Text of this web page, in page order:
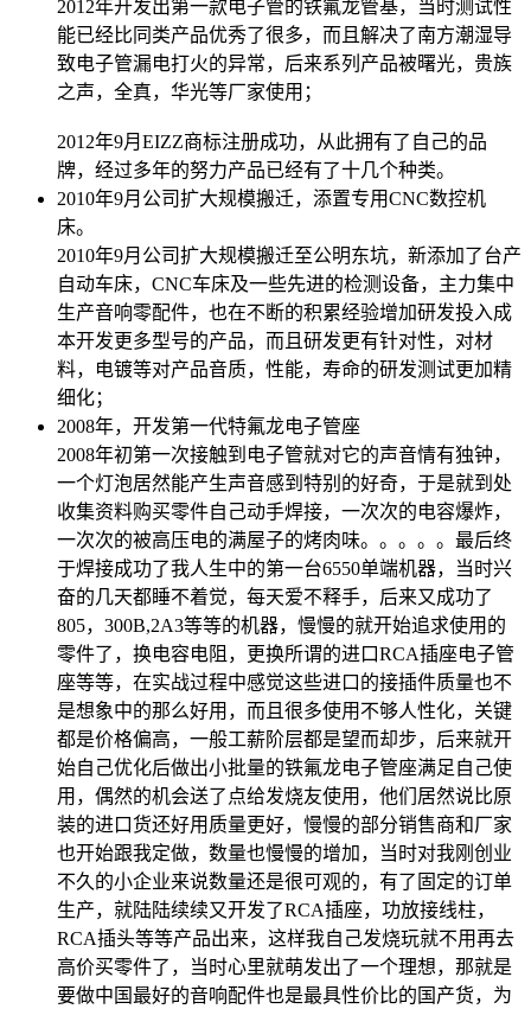
2012年开发出第一款电子管的铁氟龙管基，当时测试性
能已经比同类产品优秀了很多，而且解决了南方潮湿导
致电子管漏电打火的异常，后来系列产品被曙光，贵族
之声，全真，华光等厂家使用；
2012年9月EIZZ商标注册成功，从此拥有了自己的品
牌，经过多年的努力产品已经有了十几个种类。
2010年9月公司扩大规模搬迁，添置专用CNC数控机
床。
2010年9月公司扩大规模搬迁至公明东坑，新添加了台产
自动车床，CNC车床及一些先进的检测设备，主力集中
生产音响零配件，也在不断的积累经验增加研发投入成
本开发更多型号的产品，而且研发更有针对性，对材
料，电镀等对产品音质，性能，寿命的研发测试更加精
细化；
2008年，开发第一代特氟龙电子管座
2008年初第一次接触到电子管就对它的声音情有独钟，
一个灯泡居然能产生声音感到特别的好奇，于是就到处
收集资料购买零件自己动手焊接，一次次的电容爆炸，
一次次的被高压电的满屋子的烤肉味。。。。。最后终
于焊接成功了我人生中的第一台6550单端机器，当时兴
奋的几天都睡不着觉，每天爱不释手，后来又成功了
805，300B,2A3等等的机器，慢慢的就开始追求使用的
零件了，换电容电阻，更换所谓的进口RCA插座电子管
座等等，在实战过程中感觉这些进口的接插件质量也不
是想象中的那么好用，而且很多使用不够人性化，关键
都是价格偏高，一般工薪阶层都是望而却步，后来就开
始自己优化后做出小批量的铁氟龙电子管座满足自己使
用，偶然的机会送了点给发烧友使用，他们居然说比原
装的进口货还好用质量更好，慢慢的部分销售商和厂家
也开始跟我定做，数量也慢慢的增加，当时对我刚创业
不久的小企业来说数量还是很可观的，有了固定的订单
生产，就陆陆续续又开发了RCA插座，功放接线柱，
RCA插头等等产品出来，这样我自己发烧玩就不用再去
高价买零件了，当时心里就萌发出了一个理想，那就是
要做中国最好的音响配件也是最具性价比的国产货，为